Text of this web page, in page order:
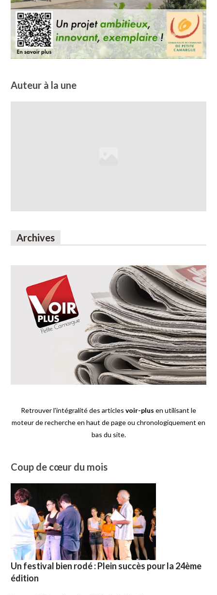
Auteur à la une
Archives
Retrouver l'intégralité des articles voir-plus en utilisant le
moteur de recherche en haut de page ou chronologiquement en
bas du site.
Coup de cœur du mois
Un festival bien rodé : Plein succès pour la 24ème
édition